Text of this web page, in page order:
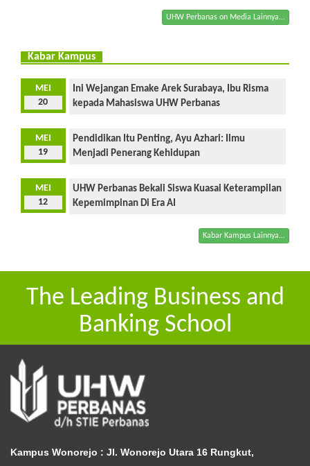
UHW Perbanas on Media Lainnya...
Kabar Kampus
MEI
20
Ini Wejangan Emake Arek Surabaya, Ibu Risma
kepada Mahasiswa UHW Perbanas
MEI
19
Pendidikan Itu Penting, Ayu Azhari: Ilmu
Menjadi Penerang Kehidupan
MEI
12
UHW Perbanas Bekali Siswa Kuasai Keterampilan
Kepemimpinan Di Era AI
Kabar Kampus Lainnya...
The Leading Business and
Banking School
Kampus Wonorejo : Jl. Wonorejo Utara 16 Rungkut,